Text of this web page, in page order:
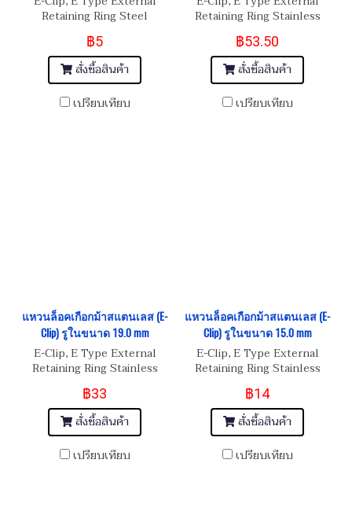
Retaining Ring Steel
฿5
สั่งซื้อสินค้า
เปรียบเทียบ
Retaining Ring Stainless
฿53.50
สั่งซื้อสินค้า
เปรียบเทียบ
แหวนล็อคเกือกม้าสแตนเลส (E-
Clip) รูในขนาด 19.0 mm
E-Clip, E Type External
Retaining Ring Stainless
Steel
฿33
สั่งซื้อสินค้า
เปรียบเทียบ
แหวนล็อคเกือกม้าสแตนเลส (E-
Clip) รูในขนาด 15.0 mm
E-Clip, E Type External
Retaining Ring Stainless
Steel
฿14
สั่งซื้อสินค้า
เปรียบเทียบ